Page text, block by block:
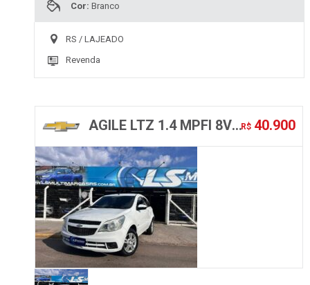
Cor: Branco
RS / LAJEADO
Revenda
R$ 40.900
AGILE LTZ 1.4 MPFI 8V FLEXPOWER 5P